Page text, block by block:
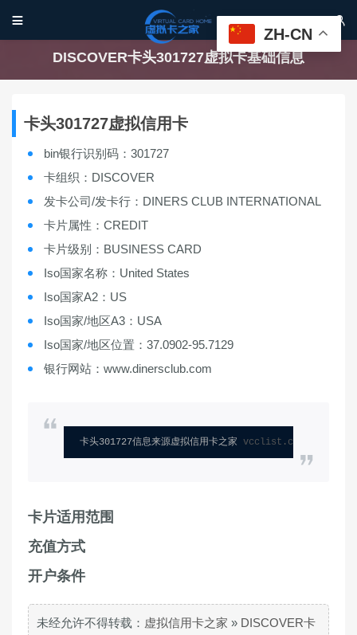
 
DISCOVER卡头301727虚拟卡基础信息
卡头301727虚拟信用卡
bin银行识别码：301727
卡组织：DISCOVER
发卡公司/发卡行：DINERS CLUB INTERNATIONAL
卡片属性：CREDIT
卡片级别：BUSINESS CARD
Iso国家名称：United States
Iso国家A2：US
Iso国家/地区A3：USA
Iso国家/地区位置：37.0902-95.7129
银行网站：www.dinersclub.com
卡头301727信息来源虚拟信用卡之家 vcclist.com
卡片适用范围
充值方式
开户条件
未经允许不得转载： 虚拟信用卡之家 » DISCOVER卡
ZH-CN